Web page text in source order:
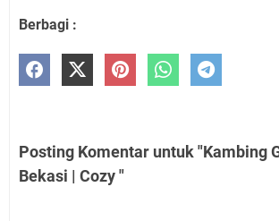
Berbagi :
Posting Komentar untuk "Kambing
Bekasi | Cozy "